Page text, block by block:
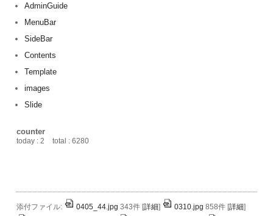
AdminGuide
MenuBar
SideBar
Contents
Template
images
Slide
counter
today : 2 total : 6280
添付ファイル: 0405_44.jpg 343件 [詳細] 0310.jpg 858件 [詳細]